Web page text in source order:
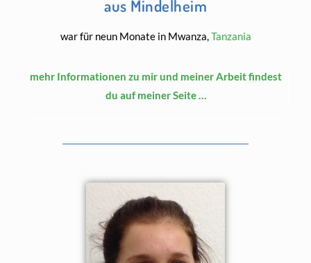
aus Mindelheim
war für neun Monate in Mwanza,Tanzania
mehr Informationen zu mir und meiner Arbeit findest
du auf meiner Seite …